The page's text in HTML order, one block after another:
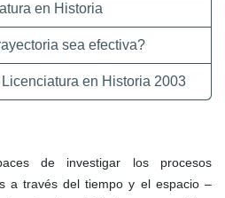
en Historia
sea efectiva?
en Historia 2003
de investigar los procesos
a través del tiempo y el espacio –